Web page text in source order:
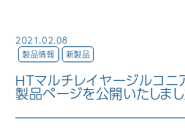
オーラルスキャナ製品
歯科用口腔内カメラ
2021.02.08
製品情報 新製品
HTマルチレイヤージルコ
製品ページを公開いたしまし